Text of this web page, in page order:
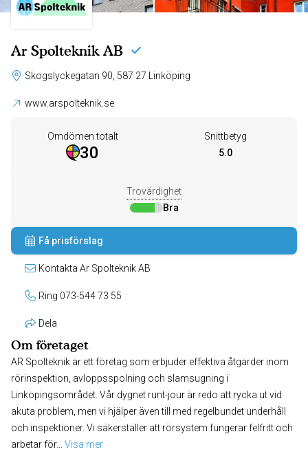
Ar Spolteknik AB
Skogslyckegatan 90, 587 27 Linköping
www.arspolteknik.se
Omdömen totalt
30
Snittbetyg
5.0
Trovärdighet
Bra
Få prisförslag
Kontakta Ar Spolteknik AB
Ring 073-544 73 55
Dela
Om företaget
AR Spolteknik är ett företag som erbjuder effektiva åtgärder inom
rörinspektion, avloppsspolning och slamsugning i
Linköpingsområdet. Vår dygnet runt-jour är redo att rycka ut vid
akuta problem, men vi hjälper även till med regelbundet underhåll
och inspektioner. Vi säkerställer att rörsystem fungerar felfritt och
arbetar för... Visa mer